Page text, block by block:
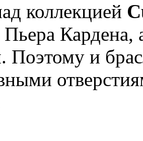
коллекцией
Кардена,
Поэтому и